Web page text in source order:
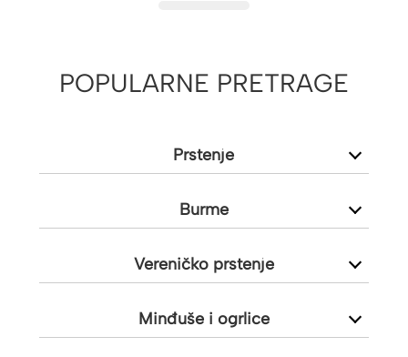
POPULARNE PRETRAGE
Prstenje
Burme
Vereničko prstenje
Minđuše i ogrlice